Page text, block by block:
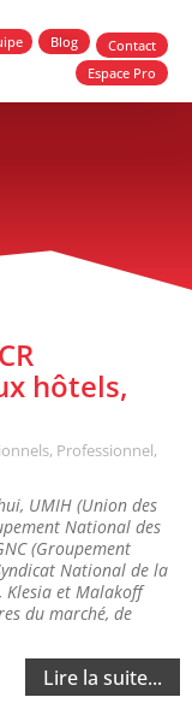
Blog
Contact
Espace Pro
hôtels,
, Professionnel,
UMIH (Union des
National des
(Groupement
National de la
Klesia et Malakoff
du marché, de
Lire la suite...